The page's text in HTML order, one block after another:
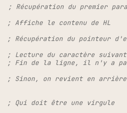
; Récupération du premier
; Affiche le contenu de HL
; Récupération du pointeur
; Lecture du caractère suivant
; Fin de la ligne, il n'y a pas
; Sinon, on revient en
; Qui doit être une virgule